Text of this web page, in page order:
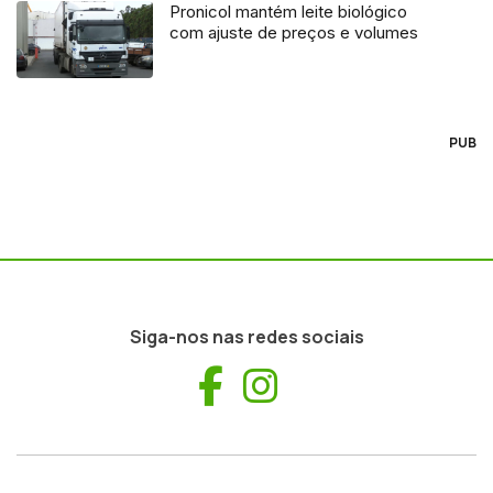
Pronicol mantém leite biológico
com ajuste de preços e volumes
PUB
Siga-nos nas redes sociais
Facebook